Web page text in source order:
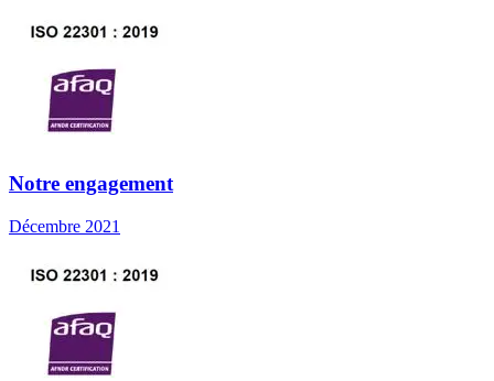
Notre engagement
Décembre 2021